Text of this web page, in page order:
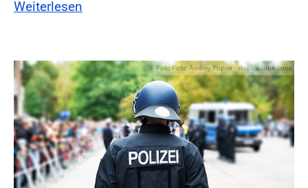
Weiterlesen
Foto:Foto: Andrey Popov - stock.adobe.com